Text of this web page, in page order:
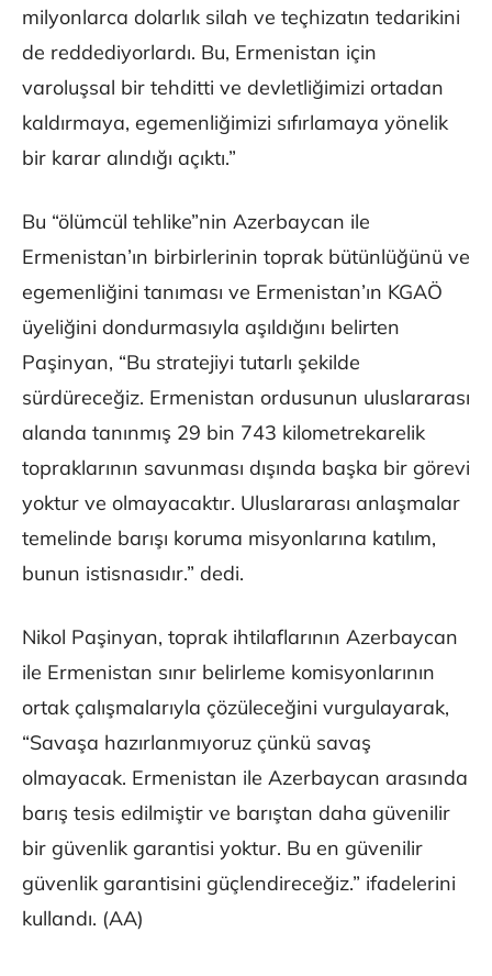
milyonlarca dolarlık silah ve teçhizatın tedarikini
de reddediyorlardı. Bu, Ermenistan için
varoluşsal bir tehditti ve devletliğimizi ortadan
kaldırmaya, egemenliğimizi sıfırlamaya yönelik
bir karar alındığı açıktı.”
Bu “ölümcül tehlike”nin Azerbaycan ile
Ermenistan’ın birbirlerinin toprak bütünlüğünü ve
egemenliğini tanıması ve Ermenistan’ın KGAÖ
üyeliğini dondurmasıyla aşıldığını belirten
Paşinyan, “Bu stratejiyi tutarlı şekilde
sürdüreceğiz. Ermenistan ordusunun uluslararası
alanda tanınmış 29 bin 743 kilometrekarelik
topraklarının savunması dışında başka bir görevi
yoktur ve olmayacaktır. Uluslararası anlaşmalar
temelinde barışı koruma misyonlarına katılım,
bunun istisnasıdır.” dedi.
Nikol Paşinyan, toprak ihtilaflarının Azerbaycan
ile Ermenistan sınır belirleme komisyonlarının
ortak çalışmalarıyla çözüleceğini vurgulayarak,
“Savaşa hazırlanmıyoruz çünkü savaş
olmayacak. Ermenistan ile Azerbaycan arasında
barış tesis edilmiştir ve barıştan daha güvenilir
bir güvenlik garantisi yoktur. Bu en güvenilir
güvenlik garantisini güçlendireceğiz.” ifadelerini
kullandı. (AA)